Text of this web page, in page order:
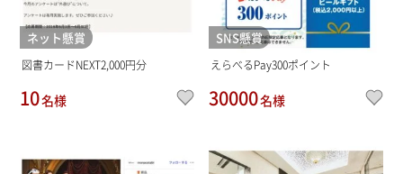
ネット懸賞
図書カードNEXT2,000円分
10名様
SNS懸賞
えらべるPay300ポイント
30000名様